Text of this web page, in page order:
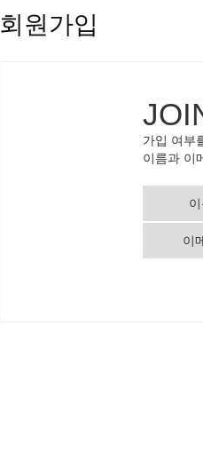
회원가입
가입 여부
이름과 이
이